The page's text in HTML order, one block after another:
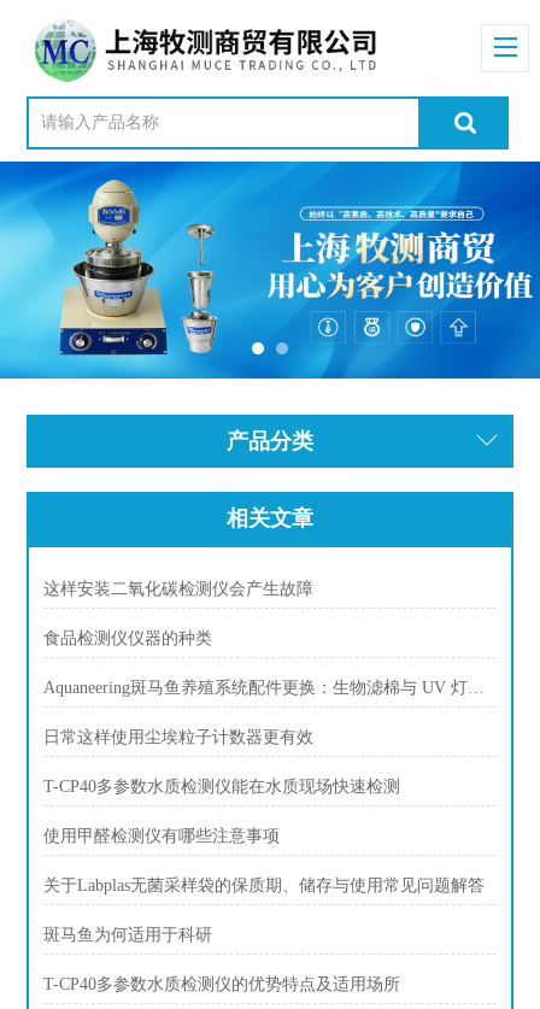
产品分类
相关文章
这样安装二氧化碳检测仪会产生故障
食品检测仪仪器的种类
Aquaneering斑马鱼养殖系统配件更换：生物滤棉与 UV 灯更换周期
日常这样使用尘埃粒子计数器更有效
T-CP40多参数水质检测仪能在水质现场快速检测
使用甲醛检测仪有哪些注意事项
关于Labplas无菌采样袋的保质期、储存与使用常见问题解答
斑马鱼为何适用于科研
T-CP40多参数水质检测仪的优势特点及适用场所